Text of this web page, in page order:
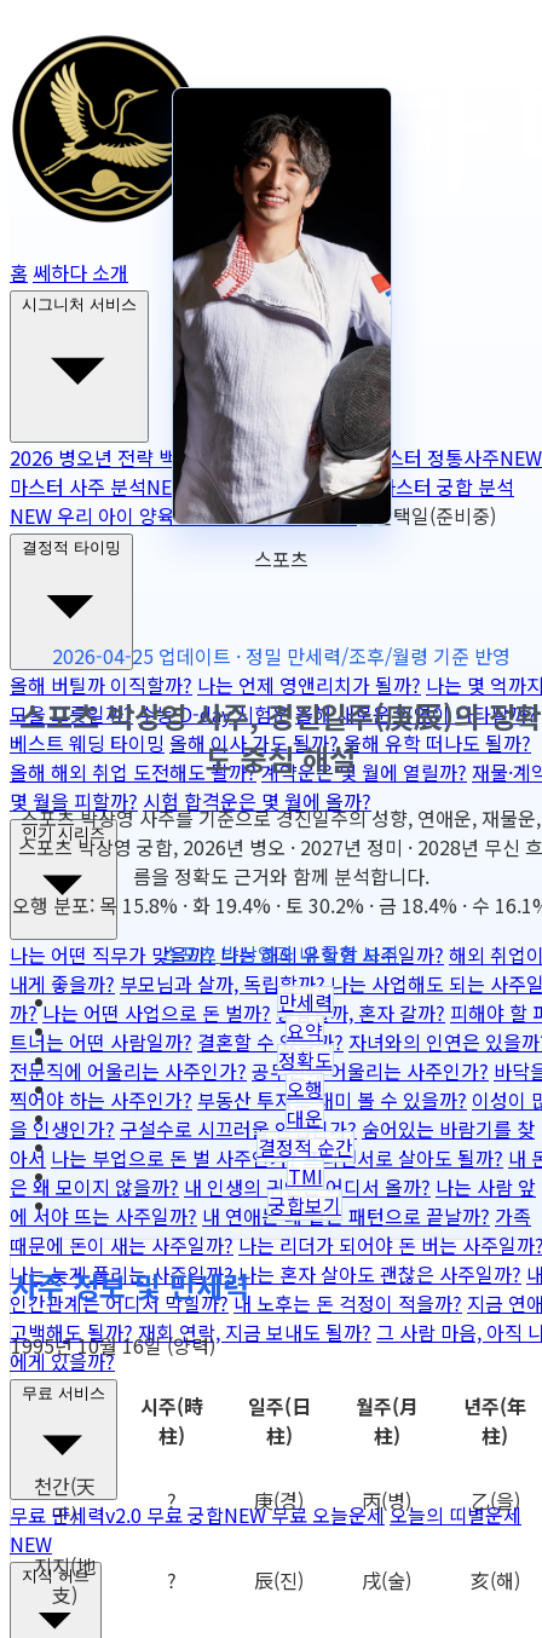
홈 쎄하다 소개
시그니처 서비스
2026 병오년 전략 백서 NEW2026 토정비결마스터 정통사주NEW
마스터 사주 분석NEW 무보정 사주 판독NEW마스터 궁합 분석
NEW 우리 아이 양육 궁합NEW작명OPEN 출산택일(준비중)
결정적 타이밍
올해 버틸까 이직할까? 나는 언제 영앤리치가 될까? 나는 몇 억까
모을 그릇일까?수능 D-day 시험운올해 새로운 인연이 나타날까?
베스트 웨딩 타이밍 올해 이사 가도 될까?올해 유학 떠나도 될까?
올해 해외 취업 도전해도 될까?계약운은 몇 월에 열릴까? 재물·계
몇 월을 피할까? 시험 합격운은 몇 월에 올까?
인기 시리즈
나는 어떤 직무가 맞을까? 나는 해외 유학형 사주일까? 해외 취업
내게 좋을까? 부모님과 살까, 독립할까?나는 사업해도 되는 사주
까? 나는 어떤 사업으로 돈 벌까? 동업할까, 혼자 갈까? 피해야 할
트너는 어떤 사람일까? 결혼할 수 있을까? 자녀와의 인연은 있을
전문직에 어울리는 사주인가? 공무원에 어울리는 사주인가? 바닥
찍어야 하는 사주인가? 부동산 투자로 재미 볼 수 있을까? 이성이
을 인생인가? 구설수로 시끄러울 인생인가? 숨어있는 바람기를 찾
아서 나는 부업으로 돈 벌 사주인가?프리랜서로 살아도 될까? 내
은 왜 모이지 않을까? 내 인생의 귀인은 어디서 올까? 나는 사람 앞
에 서야 뜨는 사주일까? 내 연애는 왜 같은 패턴으로 끝날까? 가족
때문에 돈이 새는 사주일까?나는 리더가 되어야 돈 버는 사주일까
나는 늦게 풀리는 사주일까?나는 혼자 살아도 괜찮은 사주일까?
인간관계는 어디서 막힐까?내 노후는 돈 걱정이 적을까? 지금 연
고백해도 될까? 재회 연락, 지금 보내도 될까? 그 사람 마음, 아직
에게 있을까?
무료 서비스
무료 만세력v2.0 무료 궁합NEW무료 오늘운세 오늘의 띠별운세
NEW
지식 허브
스포츠
2026-04-25 업데이트 · 정밀 만세력/조후/월령 기준 반영
스포츠 박상영 사주, 경진일주(庚辰)의 정확
도 중심 해설
스포츠 박상영 사주를 기준으로 경진일주의 성향, 연애운, 재물운,
스포츠 박상영 궁합, 2026년 병오 · 2027년 정미 · 2028년 무신 흐
름을 정확도 근거와 함께 분석합니다.
오행 분포: 목 15.8% · 화 19.4% · 토 30.2% · 금 18.4% · 수
스포츠 박상영과 내 궁합 보기
만세력
요약
정확도
오행
대운
결정적 순간
TMI
궁합보기
사주 정보 및 만세력
1995년 10월 16일 (양력)
시주(時
柱)
일주(日
柱)
월주(月
柱)
년주(年
柱)
천간(天
干)
? 庚(경) 丙(병) 乙(을)
지지(地
支)
? 辰(진) 戌(술) 亥(해)